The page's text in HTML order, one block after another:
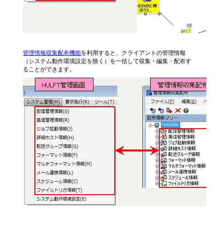
管理情報収集配布機能を利用すると、クライアントの管理情報
（システム動作環境設定を除く）を一括して収集・編集・配布す
ることができます。